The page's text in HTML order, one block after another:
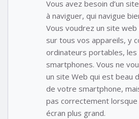
Vous avez besoin d’un
à naviguer, qui navigue
Vous voudrez un site
sur tous vos appareils, y
ordinateurs portables,
smartphones. Vous ne
un site Web qui est beau
de votre smartphone,
pas correctement lorsque
écran plus grand.